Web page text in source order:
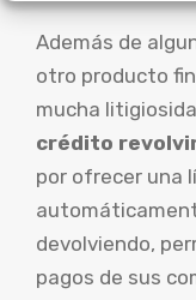
Además de
otro producto
mucha
crédito
por ofrecer una
devolviendo,
pagos de sus